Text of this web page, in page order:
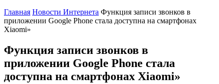
Главная Новости Интернета Функция записи звонков в
приложении Google Phone стала доступна на смартфонах
Xiaomi»
Функция записи звонков в
приложении Google Phone стала
доступна на смартфонах Xiaomi»